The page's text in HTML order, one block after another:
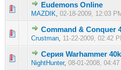
Eudemons Online
MAZDIK, 02-18-2009, 12:03
0 голос(ов) - 0 из 5 в
123
Command & Conquer
Crustman, 11-22-2009, 02:42
0 голос(ов) - 0 из 5 в
12345
Серия Warhammer 40k
NightHunter, 08-01-2008, 04:47
0 голос(ов) - 0 из 5 в
1234 5